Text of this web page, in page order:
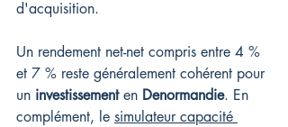
d'acquisition.
Un rendement net-net compris entre 4 %
et 7 % reste généralement cohérent pour
un investissement en Denormandie. En
complément, le simulateur capacité